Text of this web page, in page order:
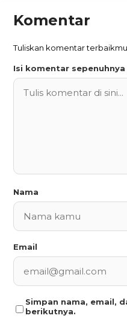
Komentar
Tuliskan komentar
Isi komentar
Nama
Email
Simpan nama, email,
berikutnya.